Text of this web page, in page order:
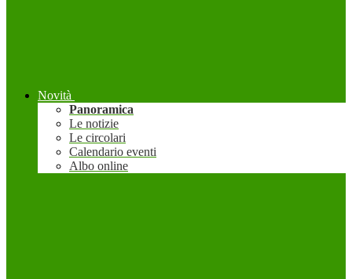
Novità
Panoramica
Le notizie
Le circolari
Calendario eventi
Albo online